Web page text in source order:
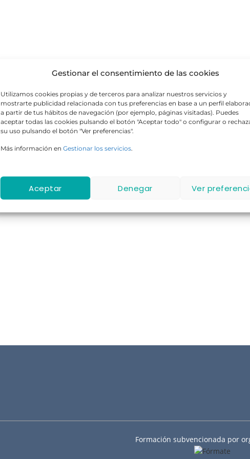
Gestionar el consentimiento de las cookies
Utilizamos cookies propias y de terceros para analizar nuestros servicios y
mostrarte publicidad relacionada con tus preferencias en base a un perfil
a partir de tus hábitos de navegación (por ejemplo, páginas visitadas). Puedes
aceptar todas las cookies pulsando el botón "Aceptar todo" o configurar o
su uso pulsando el botón "Ver preferencias".
Más información en Gestionar los servicios.
Aceptar Denegar Ver
Formación subvencionada por